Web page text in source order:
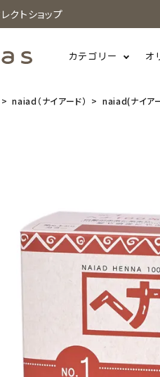
クトショップ
カテゴリー オ
naiad（ナイアード） naiad(ナイア